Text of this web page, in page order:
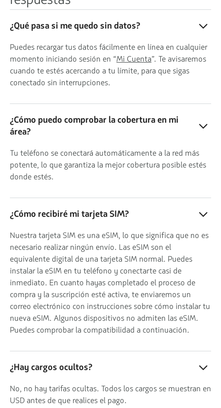
¿Qué pasa si me quedo sin datos?
Puedes recargar tus datos fácilmente en línea en cualquier
momento iniciando sesión en “Mi Cuenta”. Te avisaremos
cuando te estés acercando a tu límite, para que sigas
conectado sin interrupciones.
¿Cómo puedo comprobar la cobertura en mi
área?
Tu teléfono se conectará automáticamente a la red más
potente, lo que garantiza la mejor cobertura posible estés
donde estés.
¿Cómo recibiré mi tarjeta SIM?
Nuestra tarjeta SIM es una eSIM, lo que significa que no es
necesario realizar ningún envío. Las eSIM son el
equivalente digital de una tarjeta SIM normal. Puedes
instalar la eSIM en tu teléfono y conectarte casi de
inmediato. En cuanto hayas completado el proceso de
compra y la suscripción esté activa, te enviaremos un
correo electrónico con instrucciones sobre cómo instalar tu
nueva eSIM. Algunos dispositivos no admiten las eSIM.
Puedes comprobar la compatibilidad a continuación.
¿Hay cargos ocultos?
No, no hay tarifas ocultas. Todos los cargos se muestran en
USD antes de que realices el pago.